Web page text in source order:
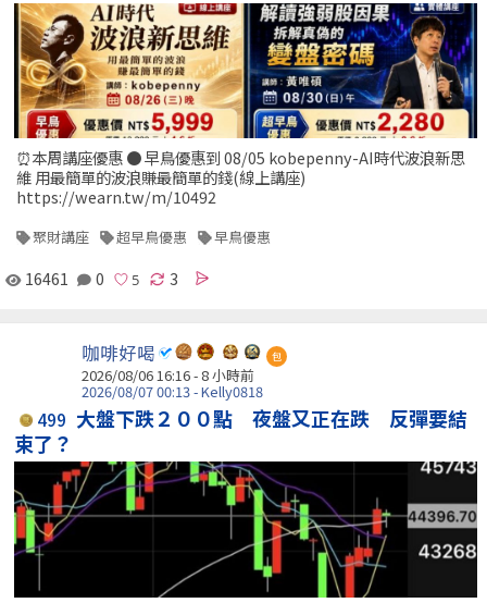
⏰本周講座優惠 ● 早鳥優惠到 08/05 kobepenny-AI時代波浪新思
維 用最簡單的波浪賺最簡單的錢(線上講座)
https://wearn.tw/m/10492
聚財講座 超早鳥優惠 早鳥優惠
16461 0 3
咖啡好喝 包
2026/08/06 16:16 -8 小時前
2026/08/07 00:13 - Kelly0818
499 大盤下跌２００點 夜盤又正在跌 反彈要結
束了？